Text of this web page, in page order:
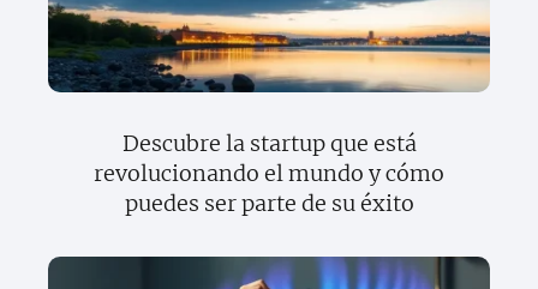
Descubre la startup que está
revolucionando el mundo y cómo
puedes ser parte de su éxito